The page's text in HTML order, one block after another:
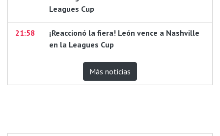
Leagues Cup
21:58
¡Reaccionó la fiera! León vence a Nashville
en la Leagues Cup
Más noticias